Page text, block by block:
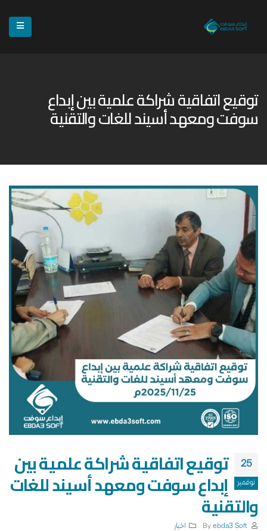
توقيع اتفاقية شراكة علمية بين إبداع
سوفت ومعهد أسيند للغات والتقنية
25
نوفمبر
توقيع اتفاقية شراكة علمية بين
إبداع سوفت ومعهد أسيند للغات
والتقنية
ebda3 Soft
اخبار